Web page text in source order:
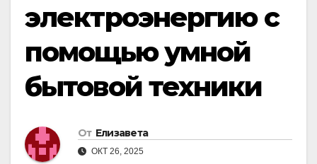
электроэнергию с
помощью умной
бытовой техники
От Елизавета
ОКТ 26, 2025